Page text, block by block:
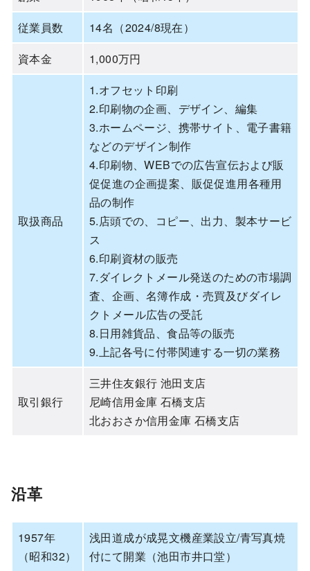
従業員数
14名（2024/8現在）
資本金
1,000万円
取扱商品
1.オフセット印刷
2.印刷物の企画、デザイン、編集
3.ホームページ、携帯サイト、電子書籍
などのデザイン制作
4.印刷物、WEBでの広告宣伝および販
促促進の企画提案、販促促進用各種用
品の制作
5.店頭での、コピー、出力、製本サービ
ス
6.印刷資材の販売
7.ダイレクトメール発送のための市場調
査、企画、名簿作成・売買及びダイレ
クトメール広告の受託
8.日用雑貨品、食品等の販売
9.上記各号に付帯関連する一切の業務
取引銀行
三井住友銀行 池田支店
尼崎信用金庫 石橋支店
北おおさか信用金庫 石橋支店
沿革
1957年
（昭和32）
浅田道成が成晃文機産業設立/青写真焼
付にて開業（池田市井口堂）